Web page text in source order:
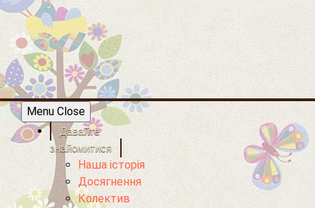
Menu Close
Давайте
знайомитися
Наша історія
Досягнення
Колектив